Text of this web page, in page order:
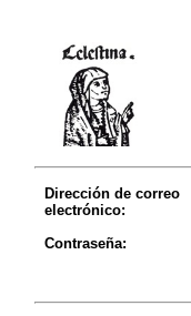
Dirección de correo
electrónico:
Contraseña: